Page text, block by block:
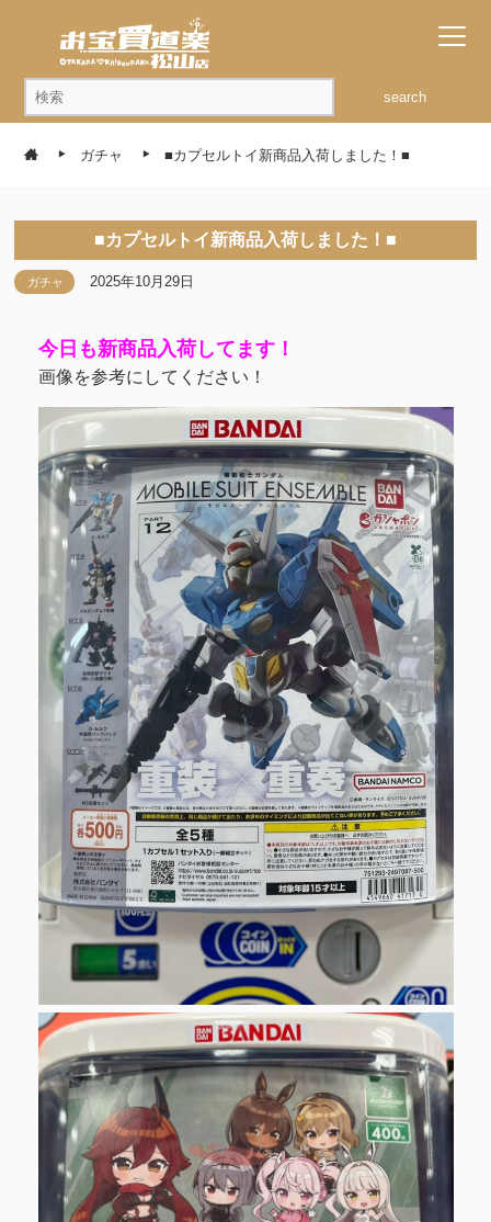
search
ガチャ ■カプセルトイ新商品入荷しました！■
■カプセルトイ新商品入荷しました！■
ガチャ 2025年10月29日
今日も新商品入荷してます！
画像を参考にしてください！